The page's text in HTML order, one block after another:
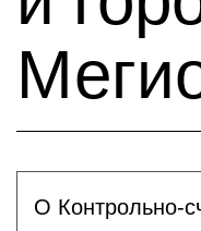
О Контрольно-